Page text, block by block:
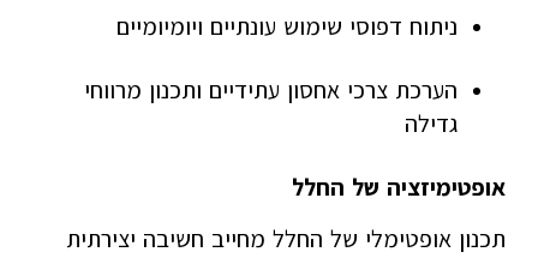
ניתוח דפוסי שימוש עונתיים ויומיומיים
הערכת צרכי אחסון עתידיים ותכנון מרווחי
גדילה
אופטימיזציה של החלל
תכנון אופטימלי של החלל מחייב חשיבה יצירתית